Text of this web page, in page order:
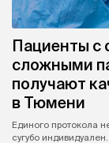
Пациенты с
сложными
получают
в Тюмени
Единого протокола
сугубо индивидуален.